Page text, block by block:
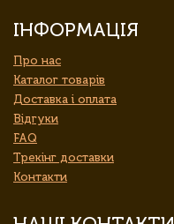
ІНФОРМАЦІЯ
Про нас
Каталог товарів
Доставка і оплата
Відгуки
FAQ
Трекінг доставки
Контакти